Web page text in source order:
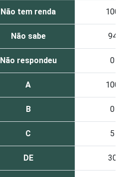
Não tem renda 100
Não sabe 94
Não respondeu 0
A 100
B 0
C 5
DE 30